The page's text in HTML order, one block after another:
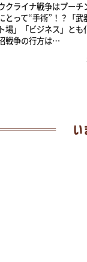
クライナ戦争はプーチ
とって“手術”！？「武
ト場」「ビジネス」とも
戦争の行方は…